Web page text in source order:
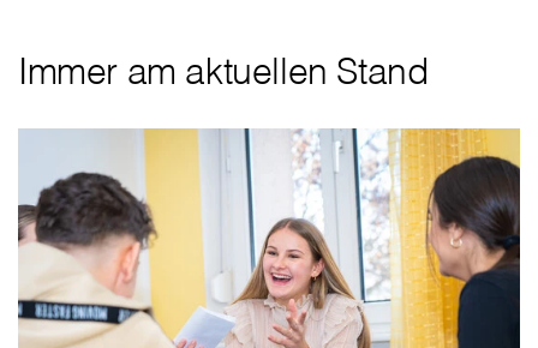
Immer am aktuellen Stand